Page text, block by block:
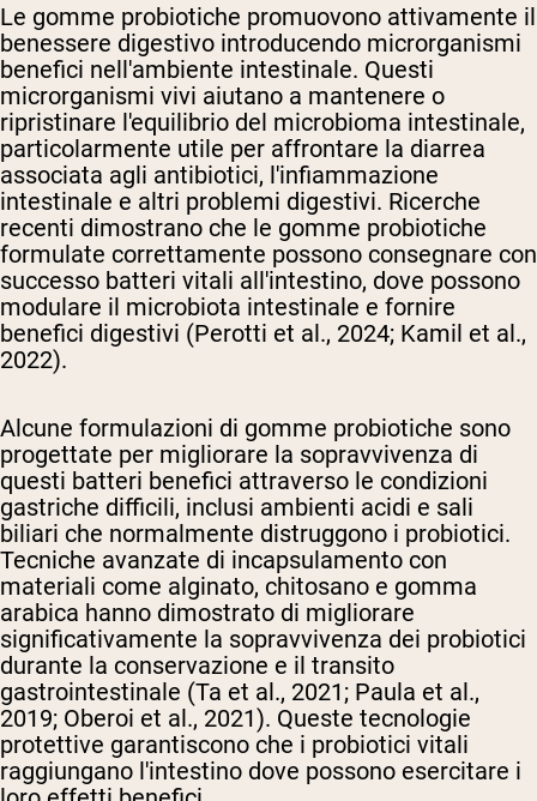
Le gomme probiotiche promuovono attivamente il
benessere digestivo introducendo microrganismi
benefici nell'ambiente intestinale. Questi
microrganismi vivi aiutano a mantenere o
ripristinare l'equilibrio del microbioma intestinale,
particolarmente utile per affrontare la diarrea
associata agli antibiotici, l'infiammazione
intestinale e altri problemi digestivi. Ricerche
recenti dimostrano che le gomme probiotiche
formulate correttamente possono consegnare con
successo batteri vitali all'intestino, dove possono
modulare il microbiota intestinale e fornire
benefici digestivi (Perotti et al., 2024; Kamil et al.,
2022).
Alcune formulazioni di gomme probiotiche sono
progettate per migliorare la sopravvivenza di
questi batteri benefici attraverso le condizioni
gastriche difficili, inclusi ambienti acidi e sali
biliari che normalmente distruggono i probiotici.
Tecniche avanzate di incapsulamento con
materiali come alginato, chitosano e gomma
arabica hanno dimostrato di migliorare
significativamente la sopravvivenza dei probiotici
durante la conservazione e il transito
gastrointestinale (Ta et al., 2021; Paula et al.,
2019; Oberoi et al., 2021). Queste tecnologie
protettive garantiscono che i probiotici vitali
raggiungano l'intestino dove possono esercitare i